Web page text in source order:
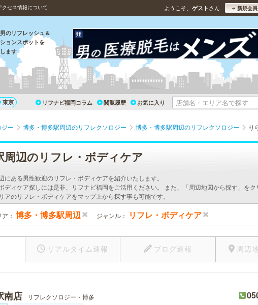
セス情報について ようこそ、 ゲスト さん 新規会
のリフレッシュ＆
ョンスポットを
ます
東京 リフナビ福岡コラム 閲覧履歴 お気に入り
ー 博多・博多駅周辺のリフレクソロジー 博多・博多駅周辺のリフレクソロジー り
周辺のリフレ・ボディケア
にある男性歓迎のリフレ・ボディケアを紹介いたします。
ディケア探しには是非、リフナビ福岡をご活用ください。 また、「周辺地図から探す」をク
アのリフレ・ボディケアをマップ上から探す事も可能です。
： 博多・博多駅周辺 ジャンル： リフレ・ボディケア
リアルタイム速報 ブログ速報 周辺
南店 リフレクソロジー・博多